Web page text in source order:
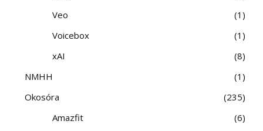
Veo
1
Voicebox
1
xAI
8
NMHH
1
Okosóra
235
Amazfit
6